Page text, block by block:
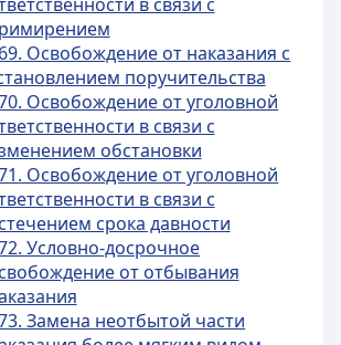
Освобождение от наказания с
поручительства
Освобождение от уголовной
в связи с
обстановки
Освобождение от уголовной
в связи с
срока давности
Условно-досрочное
от отбывания
Замена неотбытой части